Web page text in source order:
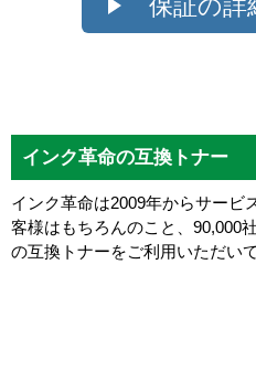
保証の詳
インク革命の互換トナー
インク革命は2009年からサービ
客様はもちろんのこと、90,000
の互換トナーをご利用いただい